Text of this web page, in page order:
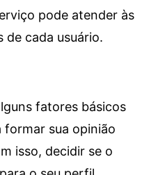
pode atender às
de cada usuário.
fatores básicos
formar sua opinião
isso, decidir se o